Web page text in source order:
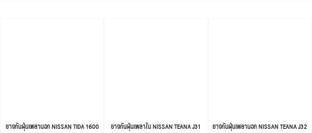
ยางกันฝุ่นเพลานอก NISSAN TIDA 1600 ยางกันฝุ่นเพลาใน NISSAN TEANA J31 ยางกันฝุ่นเพลานอก NISSAN TEANA J32